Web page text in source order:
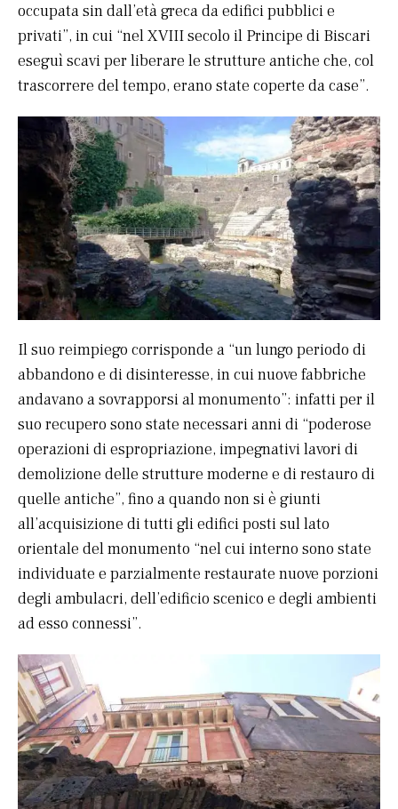
occupata sin dall’età greca da edifici pubblici e
privati”, in cui “nel XVIII secolo il Principe di Biscari
eseguì scavi per liberare le strutture antiche che, col
trascorrere del tempo, erano state coperte da case”.
Il suo reimpiego corrisponde a “un lungo periodo di
abbandono e di disinteresse, in cui nuove fabbriche
andavano a sovrapporsi al monumento”: infatti per il
suo recupero sono state necessari anni di “poderose
operazioni di espropriazione, impegnativi lavori di
demolizione delle strutture moderne e di restauro di
quelle antiche”, fino a quando non si è giunti
all’acquisizione di tutti gli edifici posti sul lato
orientale del monumento “nel cui interno sono state
individuate e parzialmente restaurate nuove porzioni
degli ambulacri, dell’edificio scenico e degli ambienti
ad esso connessi”.